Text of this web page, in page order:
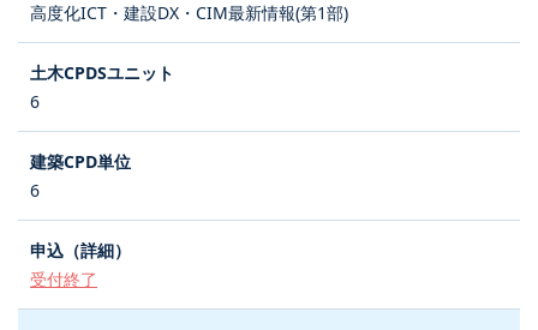
高度化ICT・建設DX・CIM最新情報(第1部)
6
6
受付終了